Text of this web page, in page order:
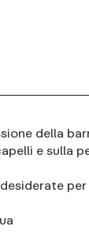
della
e sulla